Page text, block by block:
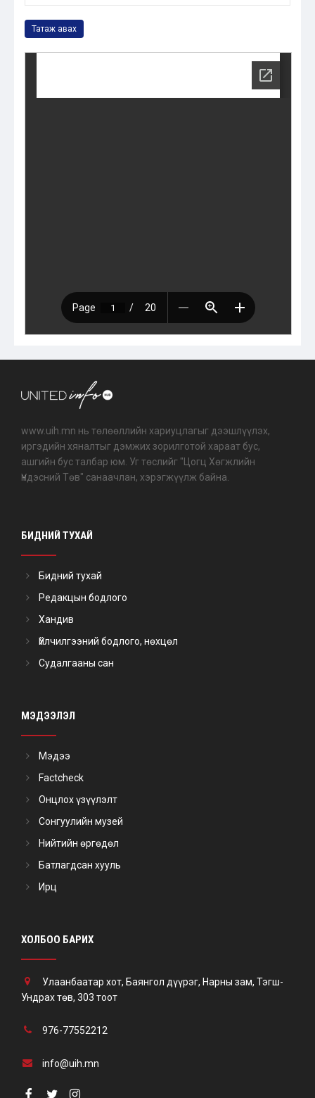
Татаж авах
www.uih.mn нь төлөөллийн хариуцлагыг дээшлүүлэх,
иргэдийн хяналтыг дэмжих зорилготой хараат бус,
ашгийн бус талбар юм. Уг төслийг "Цогц Хөгжлийн
Үндэсний Төв" санаачлан, хэрэгжүүлж байна.
БИДНИЙ ТУХАЙ
Бидний тухай
Редакцын бодлого
Хандив
Үйлчилгээний бодлого, нөхцөл
Судалгааны сан
МЭДЭЭЛЭЛ
Мэдээ
Factcheck
Онцлох үзүүлэлт
Сонгуулийн музей
Нийтийн өргөдөл
Батлагдсан хууль
Ирц
ХОЛБОО БАРИХ
Улаанбаатар хот, Баянгол дүүрэг, Нарны зам, Тэгш-
Ундрах төв, 303 тоот
976-77552212
info@uih.mn